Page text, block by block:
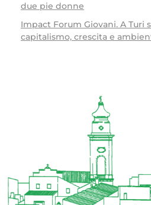
due pie donne
Impact Forum Giovani. A Turi
capitalismo, crescita e